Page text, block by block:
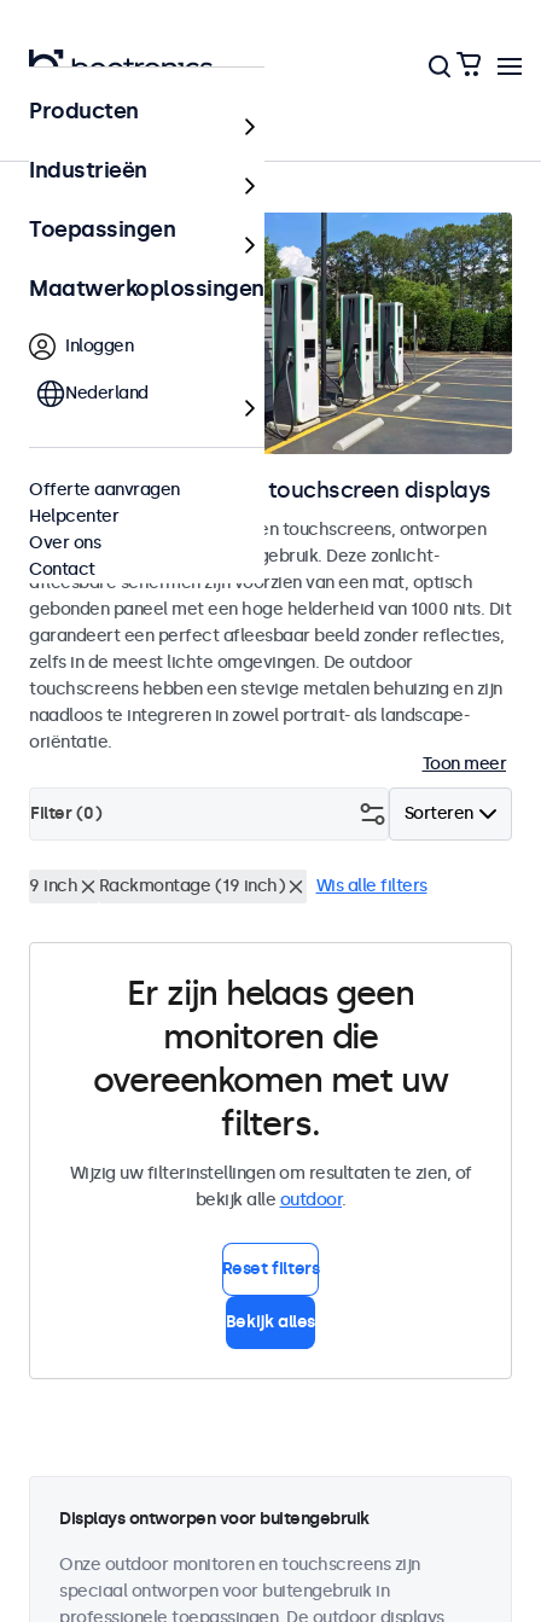
Outdoor
Outdoor monitoren en touchscreen displays
Weersbestendige monitoren en touchscreens, ontworpen
voor zowel binnen- als buitengebruik. Deze zonlicht-
afleesbare schermen zijn voorzien van een mat, optisch
gebonden paneel met een hoge helderheid van 1000 nits. Dit
garandeert een perfect afleesbaar beeld zonder reflecties,
zelfs in de meest lichte omgevingen. De outdoor
touchscreens hebben een stevige metalen behuizing en zijn
naadloos te integreren in zowel portrait- als landscape-
oriëntatie.
Toon meer
Sorteren
Filter (0)
9 inch Rackmontage (19 inch) Wis alle filters
Er zijn helaas geen
monitoren die
overeenkomen met uw
filters.
Wijzig uw filterinstellingen om resultaten te zien, of
bekijk alle outdoor.
Reset filters
Bekijk alles
Displays ontworpen voor buitengebruik
Onze outdoor monitoren en touchscreens zijn
speciaal ontworpen voor buitengebruik in
professionele toepassingen. De outdoor displays
Producten
Industrieën
Toepassingen
Maatwerkoplossingen
Inloggen
Nederland
Offerte aanvragen
Helpcenter
Over ons
Contact